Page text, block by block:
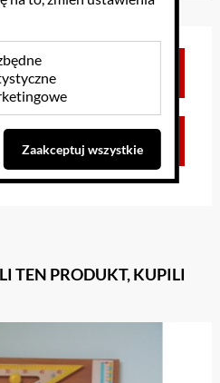
TEN PRODUKT, KUPILI
Zaakceptuj wszystkie